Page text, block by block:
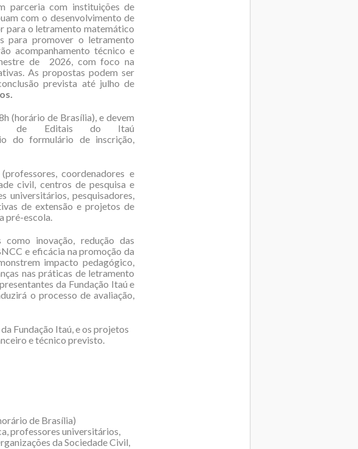
parceria com instituições de
com o desenvolvimento de
para o letramento matemático
para promover o letramento
acompanhamento técnico e
de 2026, com foco na
As propostas podem ser
prevista até julho de
(horário de Brasília), e devem
de Editais do Itaú
do formulário de inscrição,
coordenadores e
civil, centros de pesquisa e
universitários, pesquisadores,
de extensão e projetos de
pré-escola.
inovação, redução das
e eficácia na promoção da
impacto pedagógico,
nas práticas de letramento
da Fundação Itaú e
o processo de avaliação,
Fundação Itaú, e os projetos
e técnico previsto.
de Brasília)
professores universitários,
da Sociedade Civil,